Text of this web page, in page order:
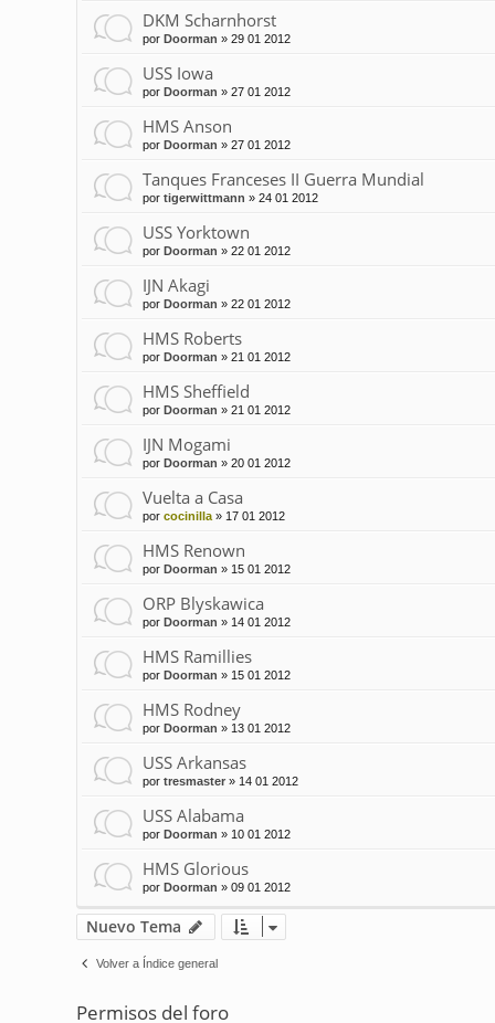
DKM Scharnhorst
por Doorman » 29 01 2012
USS Iowa
por Doorman » 27 01 2012
HMS Anson
por Doorman » 27 01 2012
Tanques Franceses II Guerra Mundial
por tigerwittmann » 24 01 2012
USS Yorktown
por Doorman » 22 01 2012
IJN Akagi
por Doorman » 22 01 2012
HMS Roberts
por Doorman » 21 01 2012
HMS Sheffield
por Doorman » 21 01 2012
IJN Mogami
por Doorman » 20 01 2012
Vuelta a Casa
por cocinilla» 17 01 2012
HMS Renown
por Doorman » 15 01 2012
ORP Blyskawica
por Doorman » 14 01 2012
HMS Ramillies
por Doorman » 15 01 2012
HMS Rodney
por Doorman » 13 01 2012
USS Arkansas
por tresmaster» 14 01 2012
USS Alabama
por Doorman » 10 01 2012
HMS Glorious
por Doorman » 09 01 2012
Nuevo Tema
Volver a Índice general
Permisos del foro